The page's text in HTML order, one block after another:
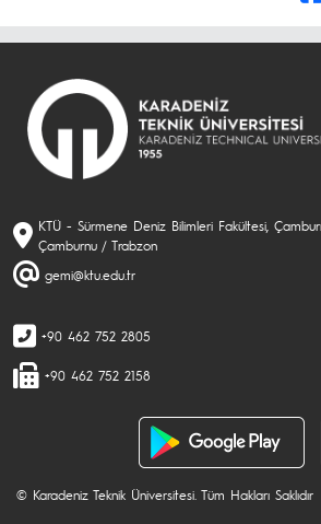
KTÜ - Sürmene Deniz Bilimleri Fakültesi,
Çamburnu / Trabzon
gemi@ktu.edu.tr
+90 462 752 2805
+90 462 752 2158
© Karadeniz Teknik Üniversitesi. Tüm Hakları Saklıdır